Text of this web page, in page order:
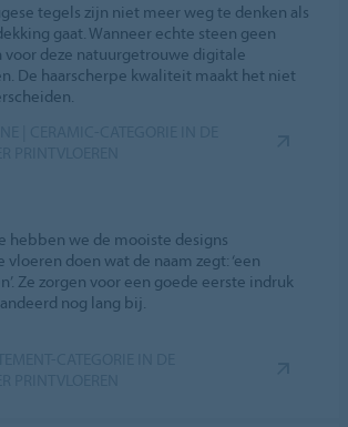
tegels zijn niet meer weg te denken als
gaat. Wanneer echte steen geen
voor deze natuurgetrouwe digitale
De haarscherpe kwaliteit maakt het niet
hebben we de mooiste designs
doen wat de naam zegt: ‘een
Ze zorgen voor een goede eerste indruk
nog lang bij.